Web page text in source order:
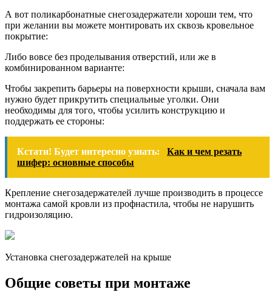
А вот поликарбонатные снегозадержатели хороши тем, что
при желании вы можете монтировать их сквозь кровельное
покрытие:
Либо вовсе без проделывания отверстий, или же в
комбинированном варианте:
Чтобы закрепить барьеры на поверхности крыши, сначала вам
нужно будет прикрутить специальные уголки. Они
необходимы для того, чтобы усилить конструкцию и
поддержать ее стороны:
Кстати! Будет интересно узнать:
Как и чем резать
шифер: основные способы
Крепление снегозадержателей лучше производить в процессе
монтажа самой кровли из профнастила, чтобы не нарушить
гидроизоляцию.
Установка снегозадержателей на крыше
Общие советы при монтаже